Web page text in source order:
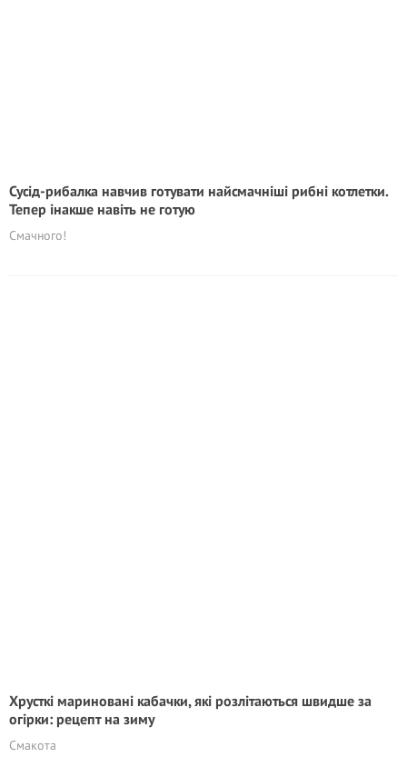
Сусід-рибалка навчив готувати найсмачніші рибні котлетки.
Тепер інакше навіть не готую
Смачного!
Хрусткі мариновані кабачки, які розлітаються швидше за
огірки: рецепт на зиму
Смакота